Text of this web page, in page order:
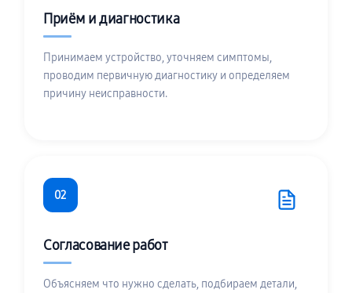
Приём и диагностика
Принимаем устройство, уточняем симптомы,
проводим первичную диагностику и определяем
причину неисправности.
02
Согласование работ
Объясняем что нужно сделать, подбираем детали,